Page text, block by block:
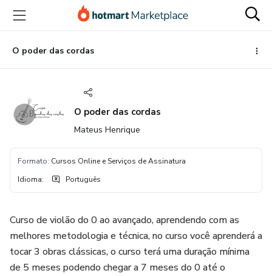
para
conteúdo
principal
para
pagamento
para
rodapé
O poder das cordas
O poder das cordas
Mateus Henrique
Formato: Cursos Online e Serviços de Assinatura
Idioma: Português
Curso de violão do 0 ao avançado, aprendendo com as
melhores metodologia e técnica, no curso você aprenderá a
tocar 3 obras clássicas, o curso terá uma duração mínima
de 5 meses podendo chegar a 7 meses do 0 até o